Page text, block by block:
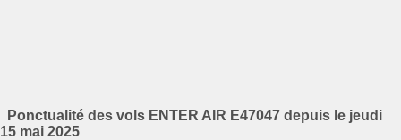
Ponctualité des vols ENTER AIR E47047 depuis le jeudi
15 mai 2025